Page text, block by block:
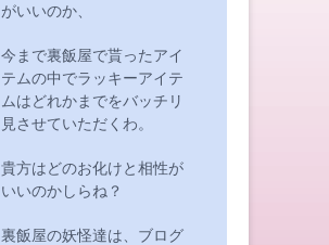
がいいのか、
今まで裏飯屋で貰ったアイ
テムの中でラッキーアイテ
ムはどれかまでをバッチリ
見させていただくわ。
貴方はどのお化けと相性が
いいのかしらね？
裏飯屋の妖怪達は、ブログ